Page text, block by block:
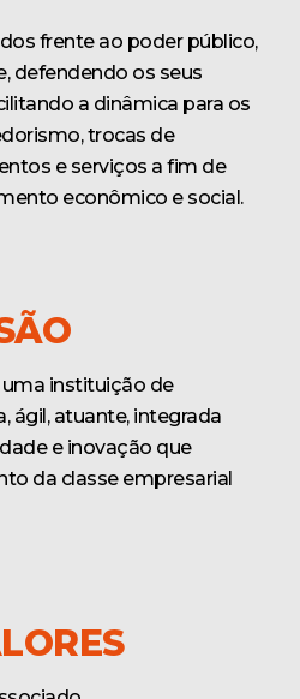
frente ao poder público,
defendendo os seus
a dinâmica para os
trocas de
e serviços a fim de
econômico e social.
instituição de
ágil, atuante, integrada
e inovação que
da classe empresarial